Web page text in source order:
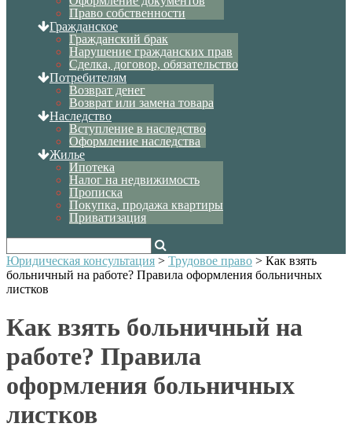
Право собственности
Гражданское
Гражданский брак
Нарушение гражданских прав
Сделка, договор, обязательство
Потребителям
Возврат денег
Возврат или замена товара
Наследство
Вступление в наследство
Оформление наследства
Жилье
Ипотека
Налог на недвижимость
Прописка
Покупка, продажа квартиры
Приватизация
Юридическая консультация > Трудовое право > Как взять
больничный на работе? Правила оформления больничных
листков
Как взять больничный на
работе? Правила
оформления больничных
листков